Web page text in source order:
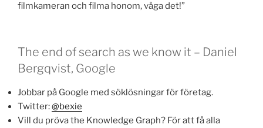
filmkameran och filma honom, våga det!”
The end of search as we know it – Daniel
Bergqvist, Google
Jobbar på Google med söklösningar för företag.
Twitter:@bexie
Vill du pröva the Knowledge Graph? För att få alla